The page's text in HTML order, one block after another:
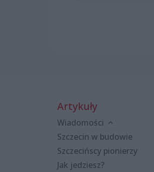
Artykuły
Wiadomości
Szczecin w budowie
Szczecińscy pionierzy
Jak jedziesz?